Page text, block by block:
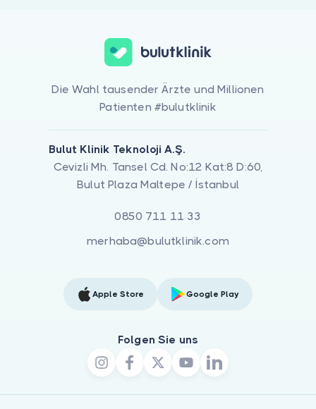
Die Wahl tausender Ärzte und Millionen
Patienten #bulutklinik
Bulut Klinik Teknoloji A.Ş.
Cevizli Mh. Tansel Cd. No:12 Kat:8 D:60,
Bulut Plaza Maltepe / İstanbul
0850 711 11 33
merhaba@bulutklinik.com
Apple Store Google Play
Folgen Sie uns